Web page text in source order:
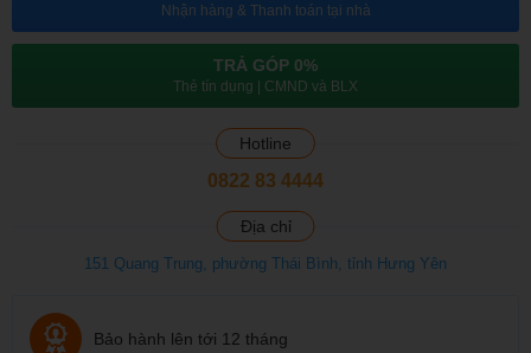
Nhận hàng & Thanh toán tại nhà
TRẢ GÓP 0%
Thẻ tín dụng | CMND và BLX
Hotline
0822 83 4444
Địa chỉ
151 Quang Trung, phường Thái Bình, tỉnh Hưng Yên
Bảo hành lên tới 12 tháng